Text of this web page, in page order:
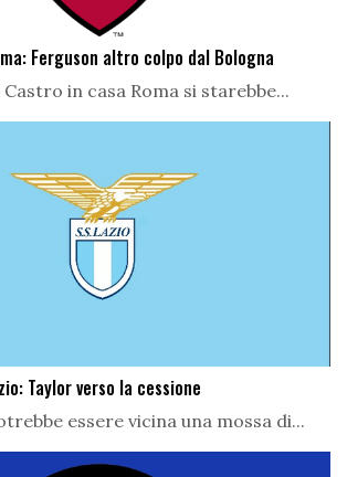
Ferguson altro colpo dal Bologna
in casa Roma si starebbe...
Taylor verso la cessione
essere vicina una mossa di...